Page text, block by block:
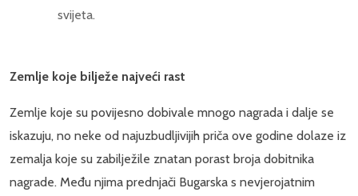
svijeta.
Zemlje koje bilježe najveći rast
Zemlje koje su povijesno dobivale mnogo nagrada i dalje se
iskazuju, no neke od najuzbudljivijih priča ove godine dolaze iz
zemalja koje su zabilježile znatan porast broja dobitnika
nagrade. Među njima prednjači Bugarska s nevjerojatnim